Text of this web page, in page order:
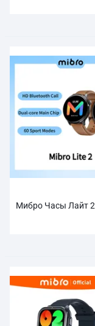
Мибро Часы Лайт 2